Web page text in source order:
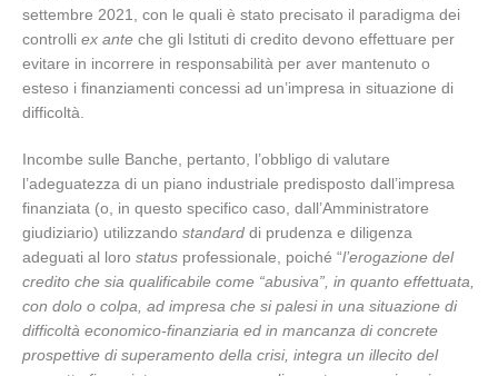
settembre 2021, con le quali è stato precisato il paradigma dei
controlli ex ante che gli Istituti di credito devono effettuare per
evitare in incorrere in responsabilità per aver mantenuto o
esteso i finanziamenti concessi ad un’impresa in situazione di
difficoltà.
Incombe sulle Banche, pertanto, l’obbligo di valutare
l’adeguatezza di un piano industriale predisposto dall’impresa
finanziata (o, in questo specifico caso, dall’Amministratore
giudiziario) utilizzando standard di prudenza e diligenza
adeguati al loro status professionale, poiché “l’erogazione del
credito che sia qualificabile come “abusiva”, in quanto effettuata,
con dolo o colpa, ad impresa che si palesi in una situazione di
difficoltà economico-finanziaria ed in mancanza di concrete
prospettive di superamento della crisi, integra un illecito del